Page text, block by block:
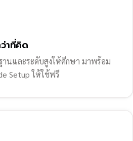
าที่คิด
านและระดับสูงให้ศึกษา มาพร้อม
Setup ให้ใช้ฟรี